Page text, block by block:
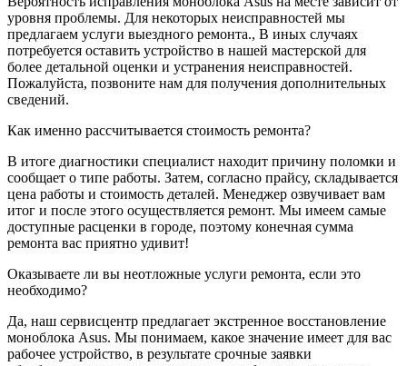
уровня проблемы. Для некоторых неисправностей мы
предлагаем услуги выездного ремонта., В иных случаях
потребуется оставить устройство в нашей мастерской для
более детальной оценки и устранения неисправностей.
Пожалуйста, позвоните нам для получения дополнительных
сведений.
Как именно рассчитывается стоимость ремонта?
В итоге диагностики специалист находит причину поломки и
сообщает о типе работы. Затем, согласно прайсу, складывается
цена работы и стоимость деталей. Менеджер озвучивает вам
итог и после этого осуществляется ремонт. Мы имеем самые
доступные расценки в городе, поэтому конечная сумма
ремонта вас приятно удивит!
Оказываете ли вы неотложные услуги ремонта, если это
необходимо?
Да, наш сервисцентр предлагает экстренное восстановление
моноблока Asus. Мы понимаем, какое значение имеет для вас
рабочее устройство, в результате срочные заявки